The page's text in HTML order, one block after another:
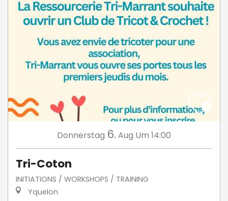
Donnerstag 6. Aug Um 14:00
Tri-Coton
INITIATIONS / WORKSHOPS / TRAINING
Yquelon